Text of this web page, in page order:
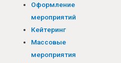
Оформление
мероприятий
Кейтеринг
Массовые
мероприятия